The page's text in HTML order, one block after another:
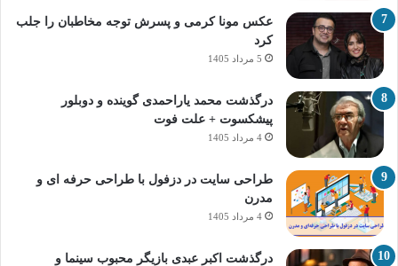
عکس مونا کرمی و پسرش توجه مخاطبان را جلب
کرد
5 مرداد 1405
درگذشت محمد یاراحمدی گوینده و دوبلور
پیشکسوت + علت فوت
4 مرداد 1405
طراحی سایت در دزفول با طراحی حرفه‌ ای و
مدرن
4 مرداد 1405
درگذشت اکبر عبدی بازیگر محبوب سینما و